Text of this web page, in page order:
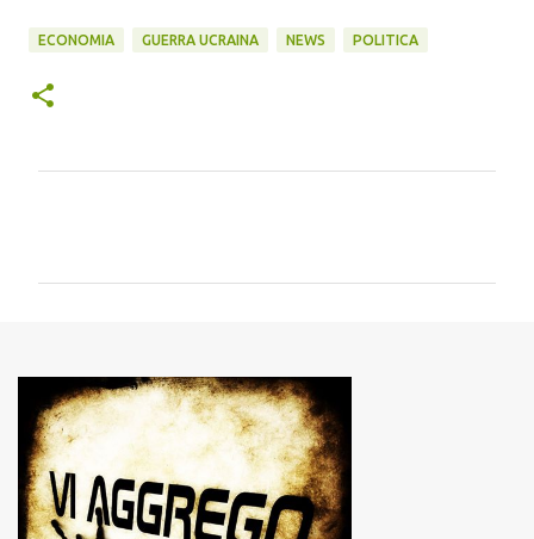
ECONOMIA GUERRA UCRAINA NEWS POLITICA
n
t
i